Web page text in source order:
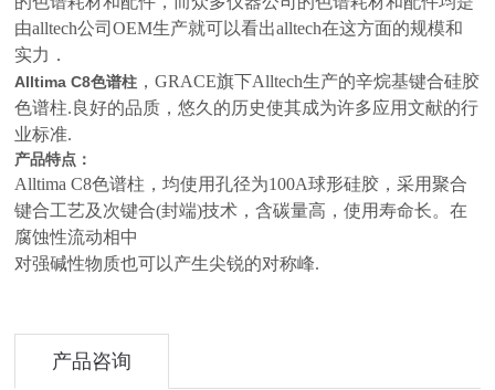
由alltech公司OEM生产就可以看出alltech在这方面的规模和
实力．
Alltima C8色谱柱 ，GRACE旗下Alltech生产的辛烷基键合硅胶
色谱柱.良好的品质，悠久的历史使其成为许多应用文献的行
业标准.
产品特点：
Alltima C8色谱柱，均使用孔径为100A球形硅胶，采用聚合
键合工艺及次键合(封端)技术，含碳量高，使用寿命长。在
腐蚀性流动相中
对强碱性物质也可以产生尖锐的对称峰.
产品咨询